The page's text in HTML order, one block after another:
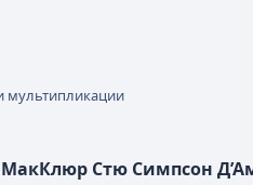
мультипликации
МакКлюр Стю Симпсон